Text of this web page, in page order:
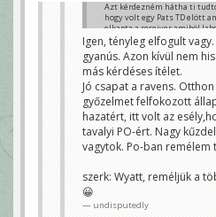
Azt kérdezném hátha ti
hogy volt egy Pats TD elött
elkapta a receiver amiböl
saját 1-esen hogy azt miért
Megmondom őszintén hogy
(nagyon nem szeretem a
pályás meccset régen láttam.
Ravensnek hogy sokáig
volna huzni! Alig volt
lehet azt mondani hogy
játszott jol a Ravens.
Inter101
Igen, tényleg elfogult
gyanús. Azon kívül nem
más kérdéses ítélet.
Jó csapat a ravens.
győzelmet felfokozott
hazatért, itt volt az
tavalyi PO-ért. Nagy
vagytok. Po-ban remélem
szerk: Wyatt, reméljük a
😀
undisputedly